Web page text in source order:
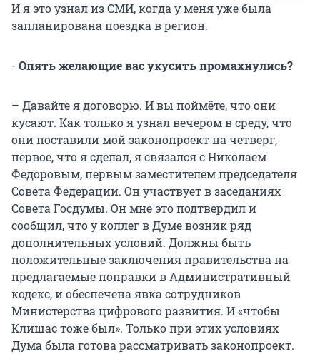
И я это узнал из СМИ, когда у меня уже была
запланирована поездка в регион.
- Опять желающие вас укусить промахнулись?
– Давайте я договорю. И вы поймёте, что они
кусают. Как только я узнал вечером в среду, что
они поставили мой законопроект на четверг,
первое, что я сделал, я связался с Николаем
Федоровым, первым заместителем председателя
Совета Федерации. Он участвует в заседаниях
Совета Госдумы. Он мне это подтвердил и
сообщил, что у коллег в Думе возник ряд
дополнительных условий. Должны быть
положительные заключения правительства на
предлагаемые поправки в Административный
кодекс, и обеспечена явка сотрудников
Министерства цифрового развития. И «чтобы
Клишас тоже был». Только при этих условиях
Дума была готова рассматривать законопроект.